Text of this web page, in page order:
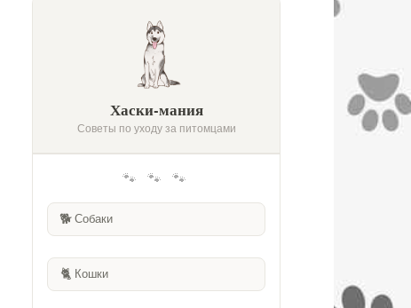
Хаски-мания
Советы по уходу за питомцами
🐾 🐾 🐾
🐕 Собаки
🐈 Кошки